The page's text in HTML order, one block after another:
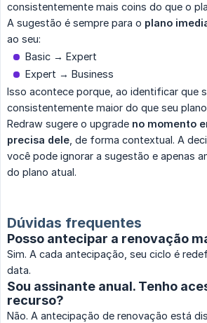
consistentemente mais coins do que o
A sugestão é sempre para o plano
ao seu:
Basic → Expert
Expert → Business
Isso acontece porque, ao identificar que
consistentemente maior do que seu
Redraw sugere o upgrade no momento
precisa dele , de forma contextual. A
você pode ignorar a sugestão e apenas
do plano atual.
Dúvidas frequentes
Posso antecipar a renovação
Sim. A cada antecipação, seu ciclo é
data.
Sou assinante anual. Tenho
recurso?
Não. A antecipação de renovação está